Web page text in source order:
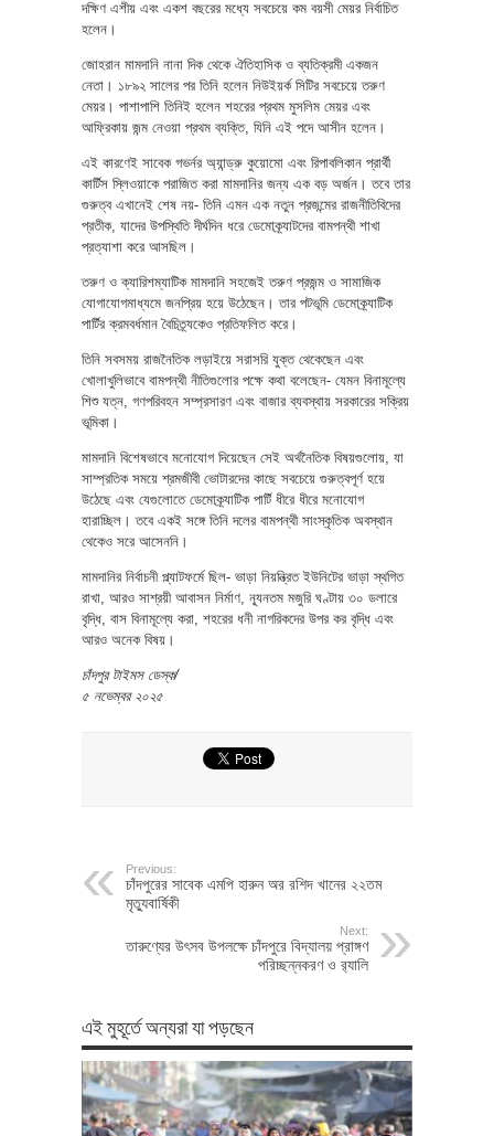
দক্ষিণ এশীয় এবং একশ বছরের মধ্যে সবচেয়ে কম বয়সী মেয়র নির্বাচিত
হলেন।
জোহরান মামদানি নানা দিক থেকে ঐতিহাসিক ও ব্যতিক্রমী একজন
নেতা। ১৮৯২ সালের পর তিনি হলেন নিউইয়র্ক সিটির সবচেয়ে তরুণ
মেয়র। পাশাপাশি তিনিই হলেন শহরের প্রথম মুসলিম মেয়র এবং
আফ্রিকায় জন্ম নেওয়া প্রথম ব্যক্তি, যিনি এই পদে আসীন হলেন।
এই কারণেই সাবেক গভর্নর অ্যান্ড্রু কুয়োমো এবং রিপাবলিকান প্রার্থী
কার্টিস স্লিওয়াকে পরাজিত করা মামদানির জন্য এক বড় অর্জন। তবে তার
গুরুত্ব এখানেই শেষ নয়- তিনি এমন এক নতুন প্রজন্মের রাজনীতিবিদের
প্রতীক, যাদের উপস্থিতি দীর্ঘদিন ধরে ডেমোক্র্যাটদের বামপন্থী শাখা
প্রত্যাশা করে আসছিল।
তরুণ ও ক্যারিশম্যাটিক মামদানি সহজেই তরুণ প্রজন্ম ও সামাজিক
যোগাযোগমাধ্যমে জনপ্রিয় হয়ে উঠেছেন। তার পটভূমি ডেমোক্র্যাটিক
পার্টির ক্রমবর্ধমান বৈচিত্র্যকেও প্রতিফলিত করে।
তিনি সবসময় রাজনৈতিক লড়াইয়ে সরাসরি যুক্ত থেকেছেন এবং
খোলাখুলিভাবে বামপন্থী নীতিগুলোর পক্ষে কথা বলেছেন- যেমন বিনামূল্যে
শিশু যত্ন, গণপরিবহন সম্প্রসারণ এবং বাজার ব্যবস্থায় সরকারের সক্রিয়
ভূমিকা।
মামদানি বিশেষভাবে মনোযোগ দিয়েছেন সেই অর্থনৈতিক বিষয়গুলোয়, যা
সাম্প্রতিক সময়ে শ্রমজীবী ভোটারদের কাছে সবচেয়ে গুরুত্বপূর্ণ হয়ে
উঠেছে এবং যেগুলোতে ডেমোক্র্যাটিক পার্টি ধীরে ধীরে মনোযোগ
হারাচ্ছিল। তবে একই সঙ্গে তিনি দলের বামপন্থী সাংস্কৃতিক অবস্থান
থেকেও সরে আসেননি।
মামদানির নির্বাচনী প্ল্যাটফর্মে ছিল- ভাড়া নিয়ন্ত্রিত ইউনিটের ভাড়া স্থগিত
রাখা, আরও সাশ্রয়ী আবাসন নির্মাণ, ন্যূনতম মজুরি ঘণ্টায় ৩০ ডলারে
বৃদ্ধি, বাস বিনামূল্যে করা, শহরের ধনী নাগরিকদের উপর কর বৃদ্ধি এবং
আরও অনেক বিষয়।
চাঁদপুর টাইমস ডেস্ক/
৫ নভেম্বর ২০২৫
Previous:
চাঁদপুরের সাবেক এমপি হারুন অর রশিদ খানের ২২তম
মৃত্যুবার্ষিকী
Next:
তারুণ্যের উৎসব উপলক্ষে চাঁদপুরে বিদ্যালয় প্রাঙ্গণ
পরিচ্ছন্নকরণ ও র‍্যালি
এই মুহূর্তে অন্যরা যা পড়ছেন